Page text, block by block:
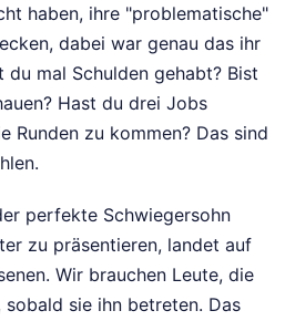
haben, ihre "problematische"
dabei war genau das ihr
mal Schulden gehabt? Bist
Hast du drei Jobs
Runden zu kommen? Das sind
perfekte Schwiegersohn
zu präsentieren, landet auf
Wir brauchen Leute, die
sobald sie ihn betreten. Das